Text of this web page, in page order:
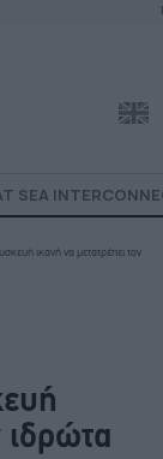
SEA
ικανή να μετατρέπει τον
ιδρώτα